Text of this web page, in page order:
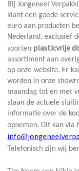
Bij Jongeneel
klant een goede
euro aan producten
Nederland, exclusief
soorten plasticvrije
assortiment aan
op onze website. Er
worden in onze
maandag tot en met
staan de actuele
informatie over de
opnemen. Dit kan via
Telefonisch zijn wij